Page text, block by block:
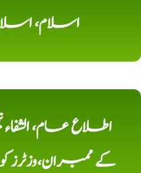
اسلام،
اطلاع عام، الشفاء
کے